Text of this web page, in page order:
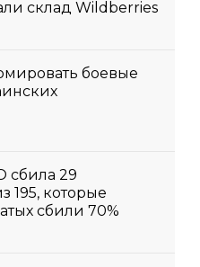
склад Wildberries
боевые
сбила 29
195, которые
сбили 70%